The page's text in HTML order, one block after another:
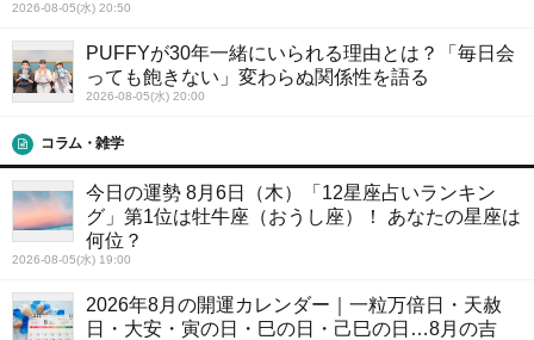
2026-08-05(水) 20:50
PUFFYが30年一緒にいられる理由とは？「毎日会
っても飽きない」変わらぬ関係性を語る
2026-08-05(水) 20:00
コラム・雑学
今日の運勢 8月6日（木）「12星座占いランキン
グ」第1位は牡牛座（おうし座）！ あなたの星座は
何位？
2026-08-05(水) 19:00
2026年8月の開運カレンダー｜一粒万倍日・天赦
日・大安・寅の日・巳の日・己巳の日…8月の吉